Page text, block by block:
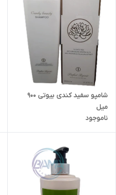
شامپو سفید کندی بیوتی ۹۰۰
میل
ناموجود